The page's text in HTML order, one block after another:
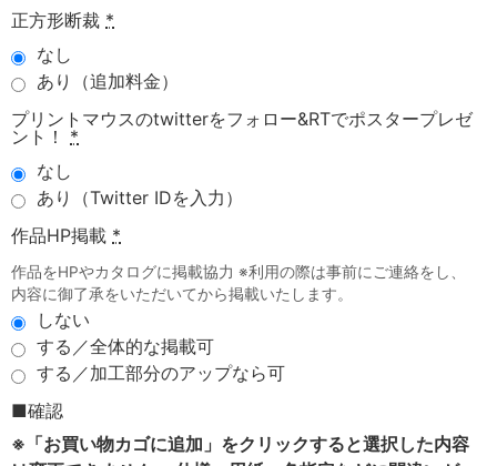
正方形断裁 *
なし
あり（追加料金）
プリントマウスのtwitterをフォロー&RTでポスタープレゼ
ント！
*
なし
あり（Twitter IDを入力）
作品HP掲載 *
作品をHPやカタログに掲載協力 ※利用の際は事前にご連絡をし、
内容に御了承をいただいてから掲載いたします。
しない
する／全体的な掲載可
する／加工部分のアップなら可
■確認
※「お買い物カゴに追加」をクリックすると選択した内容